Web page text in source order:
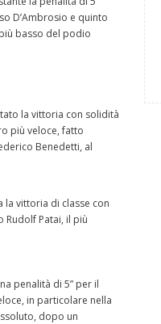
D’Ambrosio e quinto
basso del podio
la vittoria con solidità
più veloce, fatto
Benedetti, al
la vittoria di classe con
Rudolf Patai, il più
penalità di 5” per il
in particolare nella
dopo un